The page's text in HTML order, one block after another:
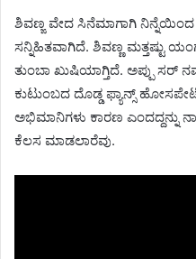
ಶಿವಣ್ಙ ವೇದ ಸಿನೆಮಾಗಾಗಿ
ಸನ್ನಿಹಿತವಾಗಿದೆ. ಶಿವಣ್ಣ ಮತ್ತಷ್ಟು
ತುಂಬಾ ಖುಷಿಯಾಗ್ತಿದೆ. ಅಪ್ಪು ಸರ್
ಕುಟುಂಬದ ದೊಡ್ಡ ಫ್ಯಾನ್ಸ್
ಅಭಿಮಾನಿಗಳು ಕಾರಣ ಎಂದದ್ದನ್ನು
ಕೆಲಸ ಮಾಡಲಾರೆವು.